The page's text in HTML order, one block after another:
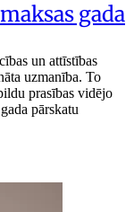
gada
un attīstības
uzmanība. To
prasības vidējo
pārskatu